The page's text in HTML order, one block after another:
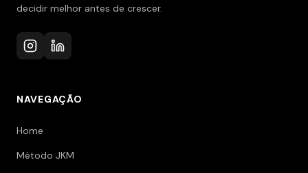
decidir melhor antes de crescer.
NAVEGAÇÃO
Home
Método JKM